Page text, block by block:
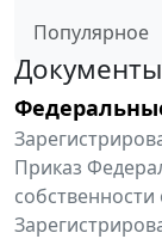
Популярное
Документы
Приказ